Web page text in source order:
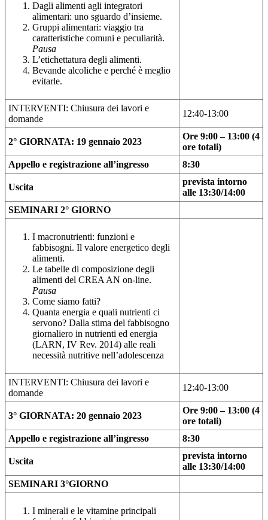
Dagli alimenti agli integratori
alimentari: uno sguardo d’insieme.
Gruppi alimentari: viaggio tra
caratteristiche comuni e peculiarità.
Pausa
L’etichettatura degli alimenti.
Bevande alcoliche e perché è meglio
evitarle.
INTERVENTI: Chiusura dei lavori e
domande
12:40-13:00
2° GIORNATA: 19 gennaio 2023
Ore 9:00 – 13:00 (4
ore totali)
Appello e registrazione all’ingresso
8:30
Uscita
prevista intorno
alle 13:30/14:00
SEMINARI 2° GIORNO
I macronutrienti: funzioni e
fabbisogni. Il valore energetico degli
alimenti.
Le tabelle di composizione degli
alimenti del CREA AN on-line.
Pausa
Come siamo fatti?
Quanta energia e quali nutrienti ci
servono? Dalla stima del fabbisogno
giornaliero in nutrienti ed energia
(LARN, IV Rev. 2014) alle reali
necessità nutritive nell’adolescenza
INTERVENTI: Chiusura dei lavori e
domande
12:40-13:00
3° GIORNATA: 20 gennaio 2023
Ore 9:00 – 13:00 (4
ore totali)
Appello e registrazione all’ingresso
8:30
Uscita
prevista intorno
alle 13:30/14:00
SEMINARI 3°GIORNO
I minerali e le vitamine principali